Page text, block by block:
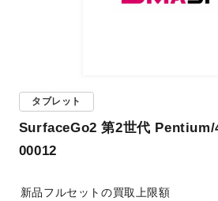
タブレット
SurfaceGo2 第2世代 Pentium/
00012
新品フルセットの買取上限額